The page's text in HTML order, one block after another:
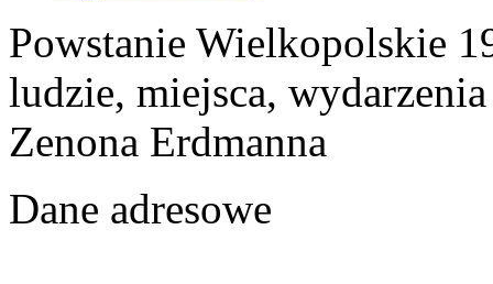
Powstanie Wielkopolskie
ludzie, miejsca,
Zenona Erdmanna
Dane adresowe